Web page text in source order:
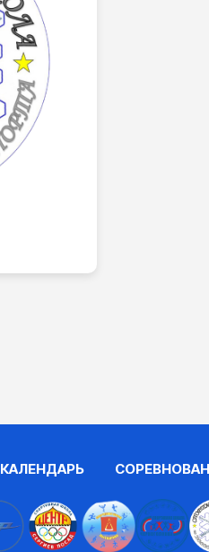
КАЛЕНДАРЬ